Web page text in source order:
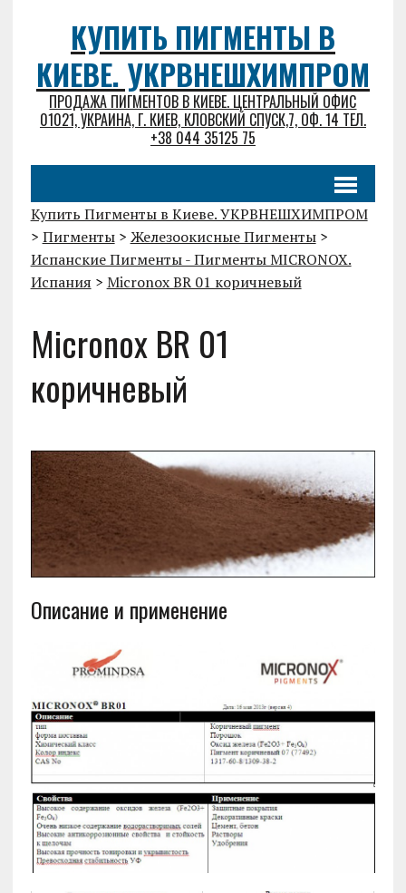
КУПИТЬ ПИГМЕНТЫ В
КИЕВЕ. УКРВНЕШХИМПРОМ
ПРОДАЖА ПИГМЕНТОВ В КИЕВЕ. ЦЕНТРАЛЬНЫЙ ОФИС
01021, УКРАИНА, Г. КИЕВ, КЛОВСКИЙ СПУСК,7, ОФ. 14 ТЕЛ.
+38 044 35125 75
Купить Пигменты в Киеве. УКРВНЕШХИМПРОМ
> Пигменты> Железоокисные Пигменты>
Испанские Пигменты - Пигменты MICRONOX.
Испания > Micronox BR 01 коричневый
Micronox BR 01
коричневый
Описание и применение